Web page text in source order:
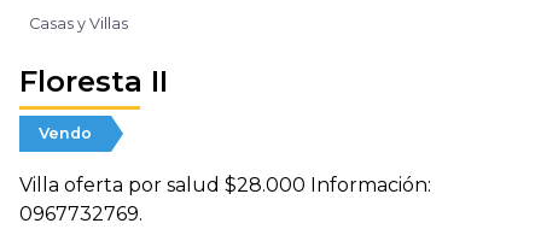
Casas y Villas
Floresta II
Vendo
Villa oferta por salud $28.000 Información:
0967732769.